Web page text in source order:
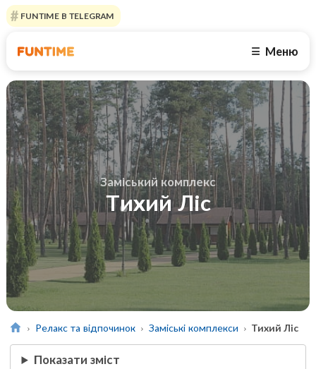
FUNTIME В TELEGRAM
☰ Меню
Заміський комплекс
Тихий Ліс
Релакс та відпочинок Заміські комплекси Тихий Ліс
Показати зміст